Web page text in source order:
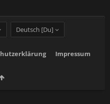
Deutsch [Du]
Impressum